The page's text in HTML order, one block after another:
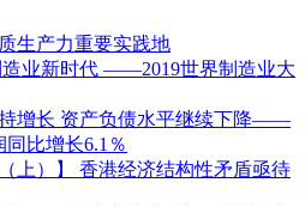
生产力重要实践地
业新时代 ——2019世界制造业大
增长 资产负债水平继续下降——
比增长6.1％
上）】 香港经济结构性矛盾亟待